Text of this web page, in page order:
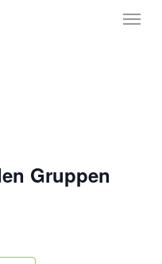
Menu
Gruppen